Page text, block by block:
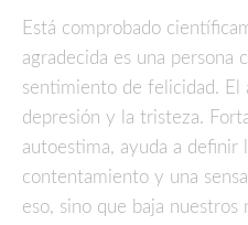
Está comprobado
agradecida es una persona
sentimiento de felicidad. El
depresión y la tristeza.
autoestima, ayuda a definir
contentamiento y una
eso, sino que baja